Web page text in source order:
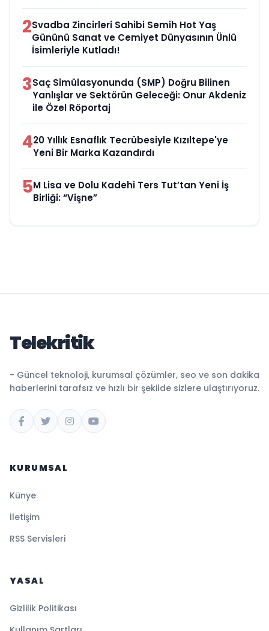
2Svadba Zincirleri Sahibi Semih Hot Yaş
Gününü Sanat ve Cemiyet Dünyasının Ünlü
İsimleriyle Kutladı!
3Saç Simülasyonunda (SMP) Doğru Bilinen
Yanlışlar ve Sektörün Geleceği: Onur Akdeniz
ile Özel Röportaj
420 Yıllık Esnaflık Tecrübesiyle Kızıltepe'ye
Yeni Bir Marka Kazandırdı
5M Lisa ve Dolu Kadehi Ters Tut’tan Yeni İş
Birliği: “Vişne”
Telekritik
- Güncel teknoloji, kurumsal çözümler, seo ve son dakika
haberlerini tarafsız ve hızlı bir şekilde sizlere ulaştırıyoruz.
KURUMSAL
Künye
İletişim
RSS Servisleri
YASAL
Gizlilik Politikası